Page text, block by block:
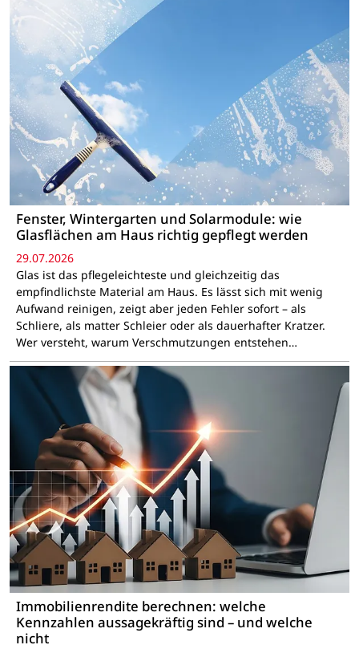
Fenster, Wintergarten und Solarmodule: wie
Glasflächen am Haus richtig gepflegt werden
29.07.2026
Glas ist das pflegeleichteste und gleichzeitig das
empfindlichste Material am Haus. Es lässt sich mit wenig
Aufwand reinigen, zeigt aber jeden Fehler sofort – als
Schliere, als matter Schleier oder als dauerhafter Kratzer.
Wer versteht, warum Verschmutzungen entstehen…
Immobilienrendite berechnen: welche
Kennzahlen aussagekräftig sind – und welche
nicht